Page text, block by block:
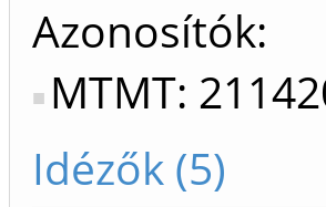
Azonosítók
MTMT:
Idézők (5)